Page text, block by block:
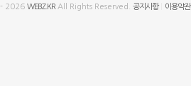
2026 WEBZ.KRAll Rights Reserved. 공지사항 이용약관